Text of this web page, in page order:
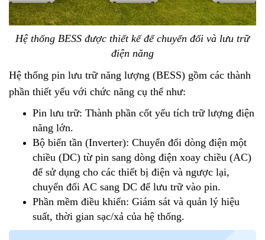
Hệ thống BESS được thiết kế để chuyển đổi và lưu trữ
điện năng
Hệ thống pin lưu trữ năng lượng (BESS) gồm các thành
phần thiết yếu với chức năng cụ thể như:
Pin lưu trữ: Thành phần cốt yếu tích trữ lượng điện
năng lớn.
Bộ biến tần (Inverter): Chuyển đổi dòng điện một
chiều (DC) từ pin sang dòng điện xoay chiều (AC)
để sử dụng cho các thiết bị điện và ngược lại,
chuyển đổi AC sang DC để lưu trữ vào pin.
Phần mềm điều khiển: Giám sát và quản lý hiệu
suất, thời gian sạc/xả của hệ thống.